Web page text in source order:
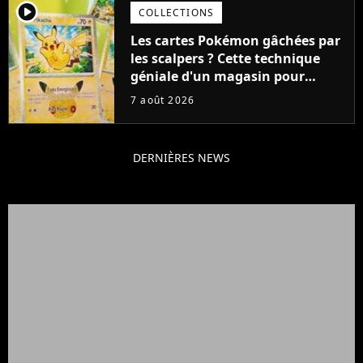
player2 COLLECTIONS
Les cartes Pokémon gâchées par
les scalpers ? Cette technique
géniale d'un magasin pour
ruiner les revendeurs
7 août 2026
DERNIÈRES NEWS